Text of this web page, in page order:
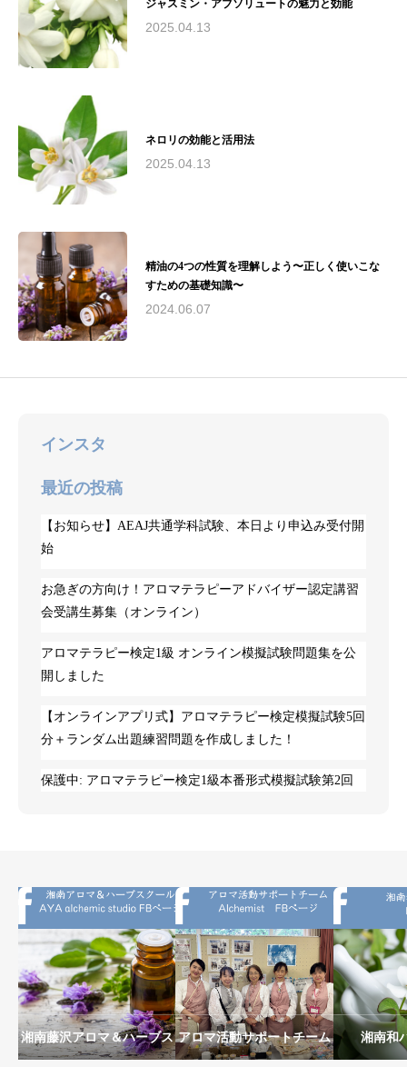
く活躍。その経験と知識を活かし、心と体の健
康づくりに貢献しています。
ジャスミン・アブソリュートの魅力と効能
2025.04.13
ネロリの効能と活用法
2025.04.13
精油の4つの性質を理解しよう〜正しく使いこな
すための基礎知識〜
2024.06.07
インスタ
最近の投稿
【お知らせ】AEAJ共通学科試験、本日より申込み受付開
始
お急ぎの方向け！アロマテラピーアドバイザー認定講習
会受講生募集（オンライン）
アロマテラピー検定1級 オンライン模擬試験問題集を公
開しました
【オンラインアプリ式】アロマテラピー検定模擬試験5回
分＋ランダム出題練習問題を作成しました！
保護中: アロマテラピー検定1級本番形式模擬試験第2回
湘南藤沢アロマ＆ハーブス アロマ活動サポートチーム 湘南和